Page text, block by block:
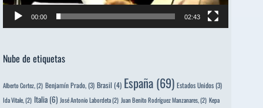
00:00 02:43
Nube de etiquetas
Alberto Cortez, (2) Benjamín Prado,(3) Brasil (4) España (69) Estados Unidos(3)
Ida Vitale, (2) Italia (6) José Antonio Labordeta(2) Juan Benito Rodríguez Manzanares, (2) Kepa